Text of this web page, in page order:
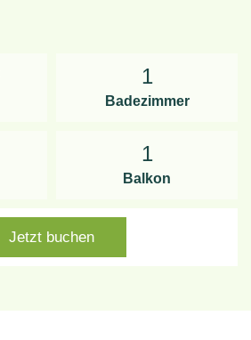
1
Badezimmer
1
Balkon
Jetzt buchen